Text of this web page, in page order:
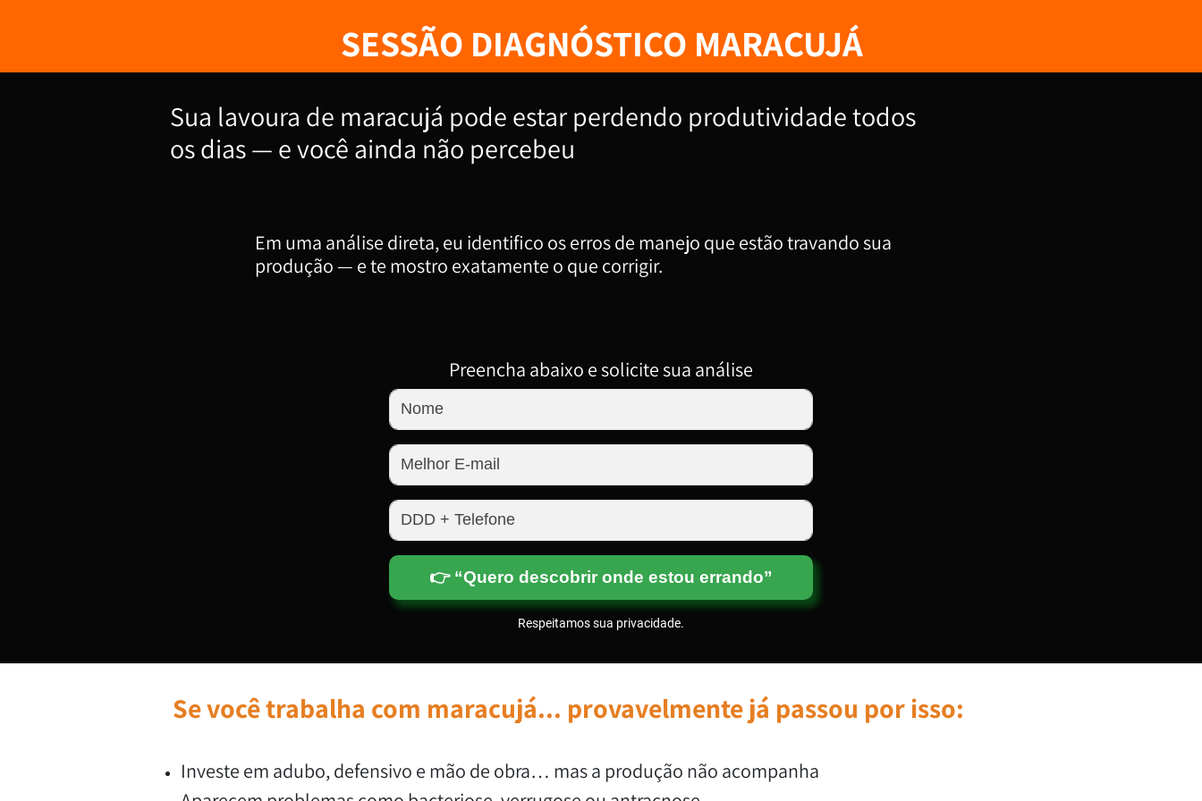
SESSÃO DIAGNÓSTICO MARACUJÁ
Sua lavoura de maracujá pode estar perdendo produtividade todos
os dias — e você ainda não percebeu
Em uma análise direta, eu identifico os erros de manejo que estão travando sua
produção — e te mostro exatamente o que corrigir.
Preencha abaixo e solicite sua análise
👉 “Quero descobrir onde estou errando”
Respeitamos sua privacidade.
Se você trabalha com maracujá... provavelmente já passou por isso:
Investe em adubo, defensivo e mão de obra… mas a produção não acompanha